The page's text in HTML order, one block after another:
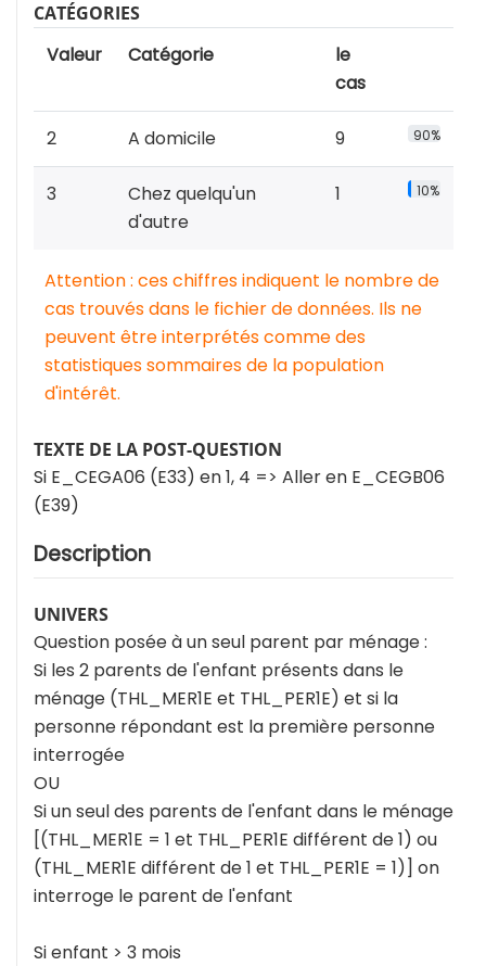
CATÉGORIES
Valeur Catégorie
le
cas
2 A domicile 9 90%
3
Chez quelqu'un
d'autre
1 10%
Attention : ces chiffres indiquent le nombre de
cas trouvés dans le fichier de données. Ils ne
peuvent être interprétés comme des
statistiques sommaires de la population
d'intérêt.
TEXTE DE LA POST-QUESTION
Si E_CEGA06 (E33) en 1, 4 => Aller en E_CEGB06
(E39)
Description
UNIVERS
Question posée à un seul parent par ménage :
Si les 2 parents de l'enfant présents dans le
ménage (THL_MER1E et THL_PER1E) et si la
personne répondant est la première personne
interrogée
OU
Si un seul des parents de l'enfant dans le ménage
[(THL_MER1E = 1 et THL_PER1E différent de 1) ou
(THL_MER1E différent de 1 et THL_PER1E = 1)] on
interroge le parent de l'enfant
Si enfant > 3 mois